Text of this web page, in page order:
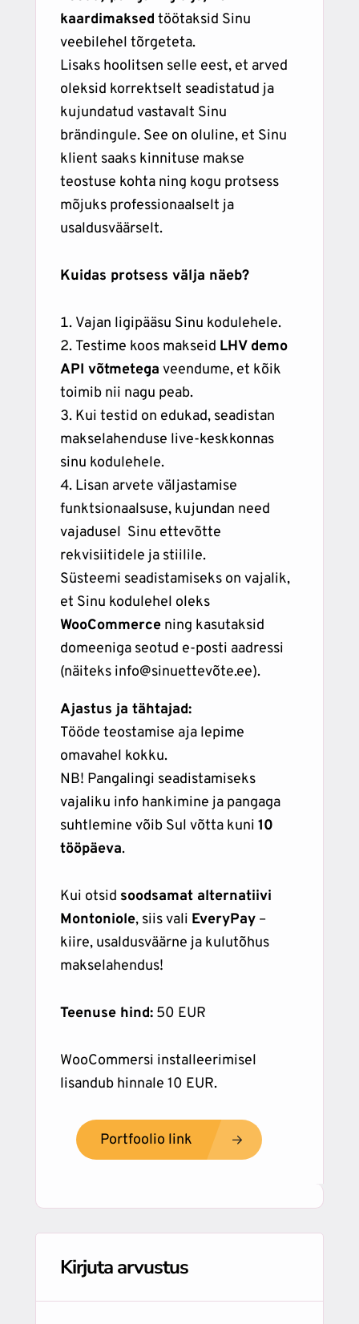
kaardimaksed töötaksid Sinu
veebilehel tõrgeteta.
Lisaks hoolitsen selle eest, et arved
oleksid korrektselt seadistatud ja
kujundatud vastavalt Sinu
brändingule. See on oluline, et Sinu
klient saaks kinnituse makse
teostuse kohta ning kogu protsess
mõjuks professionaalselt ja
usaldusväärselt.
Kuidas protsess välja näeb?
Vajan ligipääsu Sinu kodulehele.
Testime koos makseid LHV demo
API võtmetega veendume, et kõik
toimib nii nagu peab.
Kui testid on edukad, seadistan
makselahenduse live-keskkonnas
sinu kodulehele.
Lisan arvete väljastamise
funktsionaalsuse, kujundan need
vajadusel Sinu ettevõtte
rekvisiitidele ja stiilile.
Süsteemi seadistamiseks on vajalik,
et Sinu kodulehel oleks
WooCommerce ning kasutaksid
domeeniga seotud e-posti aadressi
(näiteks info@sinuettevõte.ee).
Ajastus ja tähtajad:
Tööde teostamise aja lepime
omavahel kokku.
NB! Pangalingi seadistamiseks
vajaliku info hankimine ja pangaga
suhtlemine võib Sul võtta kuni 10
tööpäeva.
Kui otsid soodsamat alternatiivi
Montoniole, siis vali EveryPay –
kiire, usaldusväärne ja kulutõhus
makselahendus!
Teenuse hind: 50 EUR
WooCommersi installeerimisel
lisandub hinnale 10 EUR.
Portfoolio link
Kirjuta arvustus